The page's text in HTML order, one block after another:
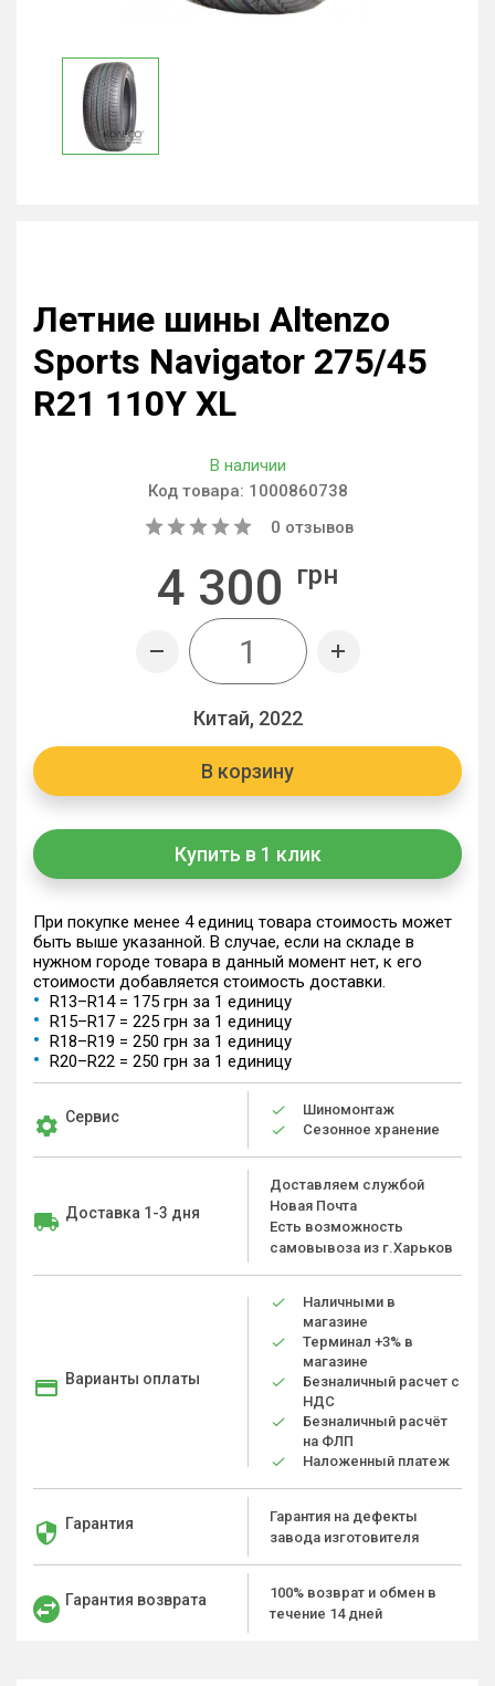
Летние шины Altenzo
Sports Navigator 275/45
R21 110Y XL
В наличии
Код товара: 1000860738
0 отзывов
4 300 грн
Китай, 2022
В корзину
Купить в 1 клик
При покупке менее 4 единиц товара стоимость может
быть выше указанной. В случае, если на складе в
нужном городе товара в данный момент нет, к его
стоимости добавляется стоимость доставки.
R13–R14 = 175 грн за 1 единицу
R15–R17 = 225 грн за 1 единицу
R18–R19 = 250 грн за 1 единицу
R20–R22 = 250 грн за 1 единицу
Сервис
Шиномонтаж
Сезонное хранение
Доставка 1-3 дня
Доставляем службой
Новая Почта
Есть возможность
самовывоза из г.Харьков
Варианты оплаты
Наличными в
магазине
Терминал +3% в
магазине
Безналичный расчет с
НДС
Безналичный расчёт
на ФЛП
Наложенный платеж
Гарантия
Гарантия на дефекты
завода изготовителя
Гарантия возврата
100% возврат и обмен в
течение 14 дней